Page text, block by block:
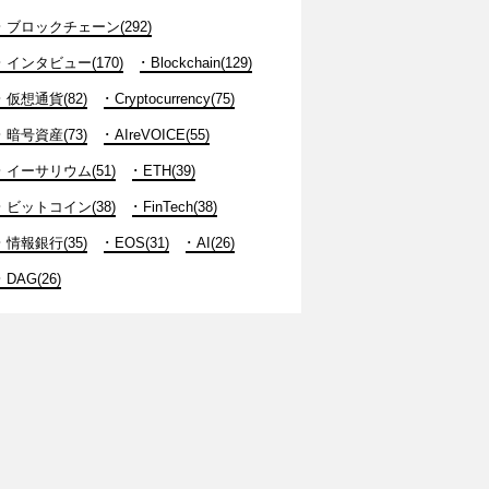
ブロックチェーン(292)
インタビュー(170) Blockchain(129)
仮想通貨(82) Cryptocurrency(75)
暗号資産(73) AIreVOICE(55)
イーサリウム(51) ETH(39)
ビットコイン(38) FinTech(38)
情報銀行(35) EOS(31) AI(26)
DAG(26)